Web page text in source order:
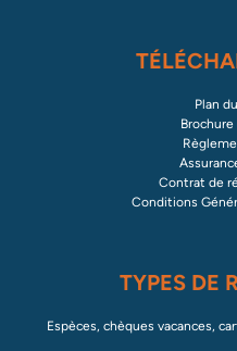
Plan
Contrat de
Conditions
TYPES DE
Espèces, chèques vacances,